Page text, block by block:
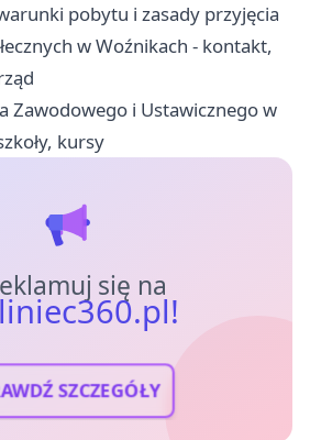
pobytu i zasady przyjęcia
w Woźnikach - kontakt,
Zawodowego i Ustawicznego w
kursy
się na
SZCZEGÓŁY